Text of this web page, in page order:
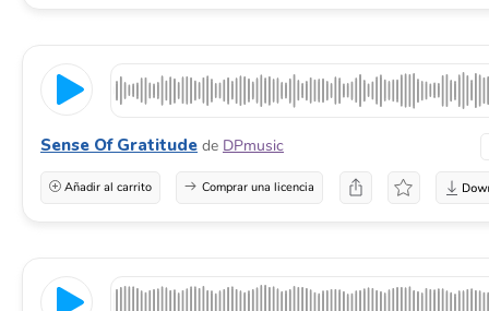
Sense Of Gratitude de DPmusic
Añadir al carrito Comprar una licencia